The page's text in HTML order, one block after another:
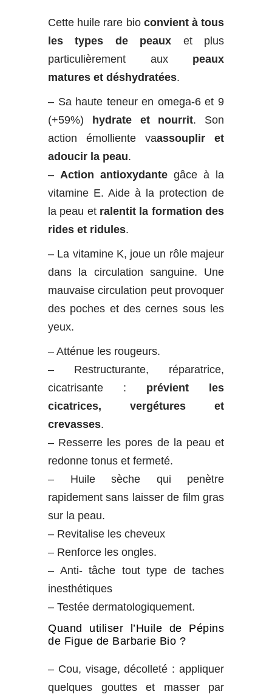
Cette huile rare bio convient à tous
les types de peaux et plus
particulièrement aux peaux
matures et déshydratées.
– Sa haute teneur en omega-6 et 9
(+59%) hydrate et nourrit. Son
action émolliente vaassouplir
et
adoucir la peau.
– Action antioxydante gâce à la
vitamine E. Aide à la protection de
la peau et ralentit la formation des
rides et ridules.
– La vitamine K, joue un rôle majeur
dans la circulation sanguine. Une
mauvaise circulation peut provoquer
des poches et des cernes sous les
yeux.
– Atténue les rougeurs.
– Restructurante, réparatrice,
cicatrisante : prévient les
cicatrices, vergétures et
crevasses.
– Resserre les pores de la peau et
redonne tonus et fermeté.
– Huile sèche qui penètre
rapidement sans laisser de film gras
sur la peau.
– Revitalise les cheveux
– Renforce les ongles.
– Anti- tâche tout type de taches
inesthétiques
– Testée dermatologiquement.
Quand utiliser l’Huile de Pépins
de Figue de Barbarie Bio ?
– Cou, visage, décolleté : appliquer
quelques gouttes et masser par